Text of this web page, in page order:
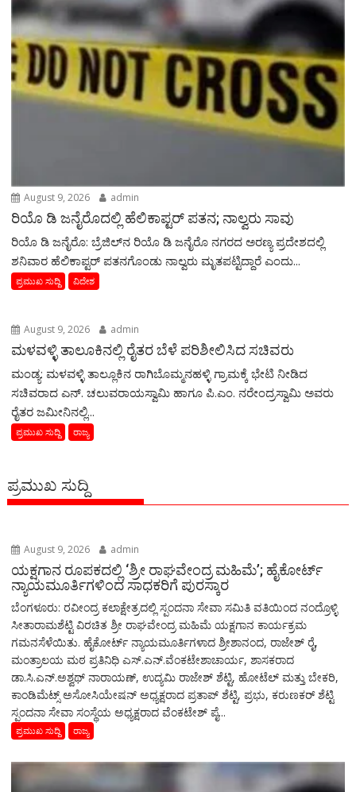
August 9, 2026 admin
ರಿಯೊ ಡಿ ಜನೈರೊದಲ್ಲಿ ಹೆಲಿಕಾಪ್ಟರ್ ಪತನ; ನಾಲ್ವರು ಸಾವು
ರಿಯೊ ಡಿ ಜನೈರೊ: ಬ್ರೆಜಿಲ್‌ನ ರಿಯೊ ಡಿ ಜನೈರೊ ನಗರದ ಅರಣ್ಯ ಪ್ರದೇಶದಲ್ಲಿ
ಶನಿವಾರ ಹೆಲಿಕಾಪ್ಟರ್ ಪತನಗೊಂಡು ನಾಲ್ವರು ಮೃತಪಟ್ಟಿದ್ದಾರೆ ಎಂದು...
ಪ್ರಮುಖ ಸುದ್ದಿ ವಿದೇಶ
August 9, 2026 admin
ಮಳವಳ್ಳಿ ತಾಲೂಕಿನಲ್ಲಿ ರೈತರ ಬೆಳೆ ಪರಿಶೀಲಿಸಿದ ಸಚಿವರು
ಮಂಡ್ಯ: ಮಳವಳ್ಳಿ ತಾಲ್ಲೂಕಿನ ರಾಗಿಬೊಮ್ಮನಹಳ್ಳಿ ಗ್ರಾಮಕ್ಕೆ ಭೇಟಿ ನೀಡಿದ
ಸಚಿವರಾದ ಎನ್. ಚಲುವರಾಯಸ್ವಾಮಿ ಹಾಗೂ ಪಿ.ಎಂ. ನರೇಂದ್ರಸ್ವಾಮಿ ಅವರು
ರೈತರ ಜಮೀನಿನಲ್ಲಿ...
ಪ್ರಮುಖ ಸುದ್ದಿ ರಾಜ್ಯ
ಪ್ರಮುಖ ಸುದ್ದಿ
August 9, 2026 admin
ಯಕ್ಷಗಾನ ರೂಪಕದಲ್ಲಿ ‘ಶ್ರೀ ರಾಘವೇಂದ್ರ ಮಹಿಮೆ’; ಹೈಕೋರ್ಟ್
ನ್ಯಾಯಮೂರ್ತಿಗಳಿಂದ ಸಾಧಕರಿಗೆ ಪುರಸ್ಕಾರ
ಬೆಂಗಳೂರು: ರವೀಂದ್ರ ಕಲಾಕ್ಷೇತ್ರದಲ್ಲಿ ಸ್ಪಂದನಾ ಸೇವಾ ಸಮಿತಿ ವತಿಯಿಂದ ನಂದ್ರೊಳ್ಳಿ
ಸೀತಾರಾಮಶೆಟ್ಟಿ ವಿರಚಿತ ಶ್ರೀ ರಾಘವೇಂದ್ರ ಮಹಿಮೆ ಯಕ್ಷಗಾನ ಕಾರ್ಯಕ್ರಮ
ಗಮನಸೆಳೆಯಿತು. ಹೈಕೋರ್ಟ್ ನ್ಯಾಯಮೂರ್ತಿಗಳಾದ ಶ್ರೀಶಾನಂದ, ರಾಜೇಶ್ ರೈ,
ಮಂತ್ರಾಲಯ ಮಠ ಪ್ರತಿನಿಧಿ ಎಸ್.ಎನ್.ವೆಂಕಟೇಶಾಚಾರ್ಯ, ಶಾಸಕರಾದ
ಡಾ.ಸಿ.ಎನ್.ಅಶ್ವಥ್ ನಾರಾಯಣ್, ಉದ್ಯಮಿ ರಾಜೇಶ್ ಶೆಟ್ಟಿ, ಹೋಟೆಲ್ ಮತ್ತು ಬೇಕರಿ,
ಕಾಂಡಿಮೆಟ್ಸ್ ಅಸೋಸಿಯೇಷನ್ ಅಧ್ಯಕ್ಷರಾದ ಪ್ರತಾಪ್ ಶೆಟ್ಟಿ, ಪ್ರಭು, ಕರುಣಕರ್ ಶೆಟ್ಟಿ
ಸ್ಪಂದನಾ ಸೇವಾ ಸಂಸ್ಥೆಯ ಅಧ್ಯಕ್ಷರಾದ ವೆಂಕಟೇಶ್ ಪೈ...
ಪ್ರಮುಖ ಸುದ್ದಿ ರಾಜ್ಯ